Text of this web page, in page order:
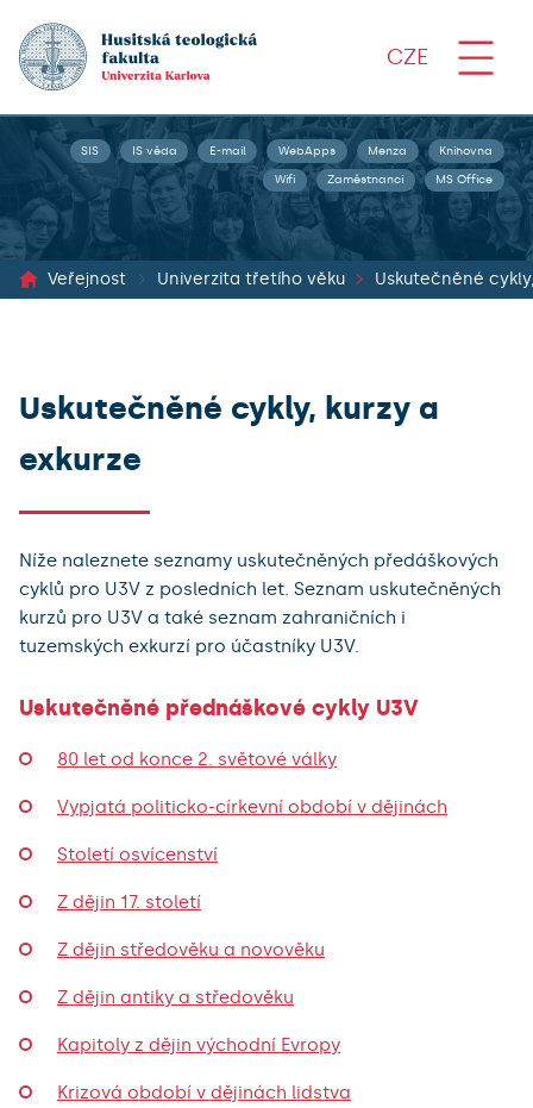
CZE
SIS IS věda E-mail WebApps Menza Knihovna
Wifi Zaměstnanci MS Office
Veřejnost Univerzita třetího věku Uskutečněné
Uskutečněné cykly, kurzy a
exkurze
Níže naleznete seznamy uskutečněných předáškových
cyklů pro U3V z posledních let. Seznam uskutečněných
kurzů pro U3V a také seznam zahraničních i
tuzemských exkurzí pro účastníky U3V.
Uskutečněné přednáškové cykly U3V
80 let od konce 2. světové války
Vypjatá politicko-církevní období v dějinách
Století osvícenství
Z dějin 17. století
Z dějin středověku a novověku
Z dějin antiky a středověku
Kapitoly z dějin východní Evropy
Krizová období v dějinách lidstva